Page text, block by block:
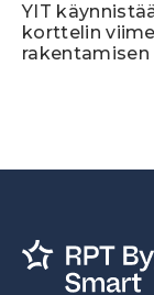
YIT
korttelin
rakentamisen